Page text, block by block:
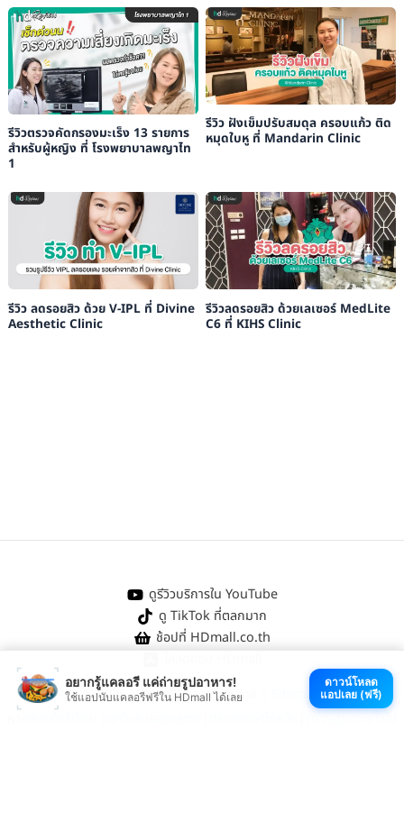
รีวิวตรวจคัดกรองมะเร็ง 13 รายการ
สำหรับผู้หญิง ที่ โรงพยาบาลพญาไท
1
รีวิว ฝังเข็มปรับสมดุล ครอบแก้ว ติด
หมุดใบหู ที่ Mandarin Clinic
รีวิว ลดรอยสิว ด้วย V-IPL ที่ Divine
Aesthetic Clinic
รีวิวลดรอยสิว ด้วยเลเซอร์ MedLite
C6 ที่ KIHS Clinic
ดูรีวิวบริการใน YouTube
ดู TikTok ที่ตลกมาก
ช้อปที่ HDmall.co.th
@ 2026 HDmall | สงวนลิขสิทธิ์ |
Sitemap
ตรวจสุขภาพทั่วไป
อยากรู้แคลอรี แค่ถ่ายรูปอาหาร!
ใช้แอปนับแคลอรีฟรีใน HDmall ได้เลย
ดาวน์โหลด
แอปเลย (ฟรี)